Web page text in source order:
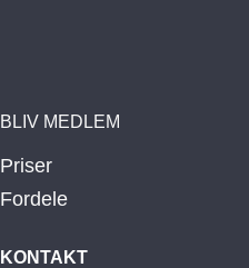
BLIV MEDLEM
Priser
Fordele
KONTAKT